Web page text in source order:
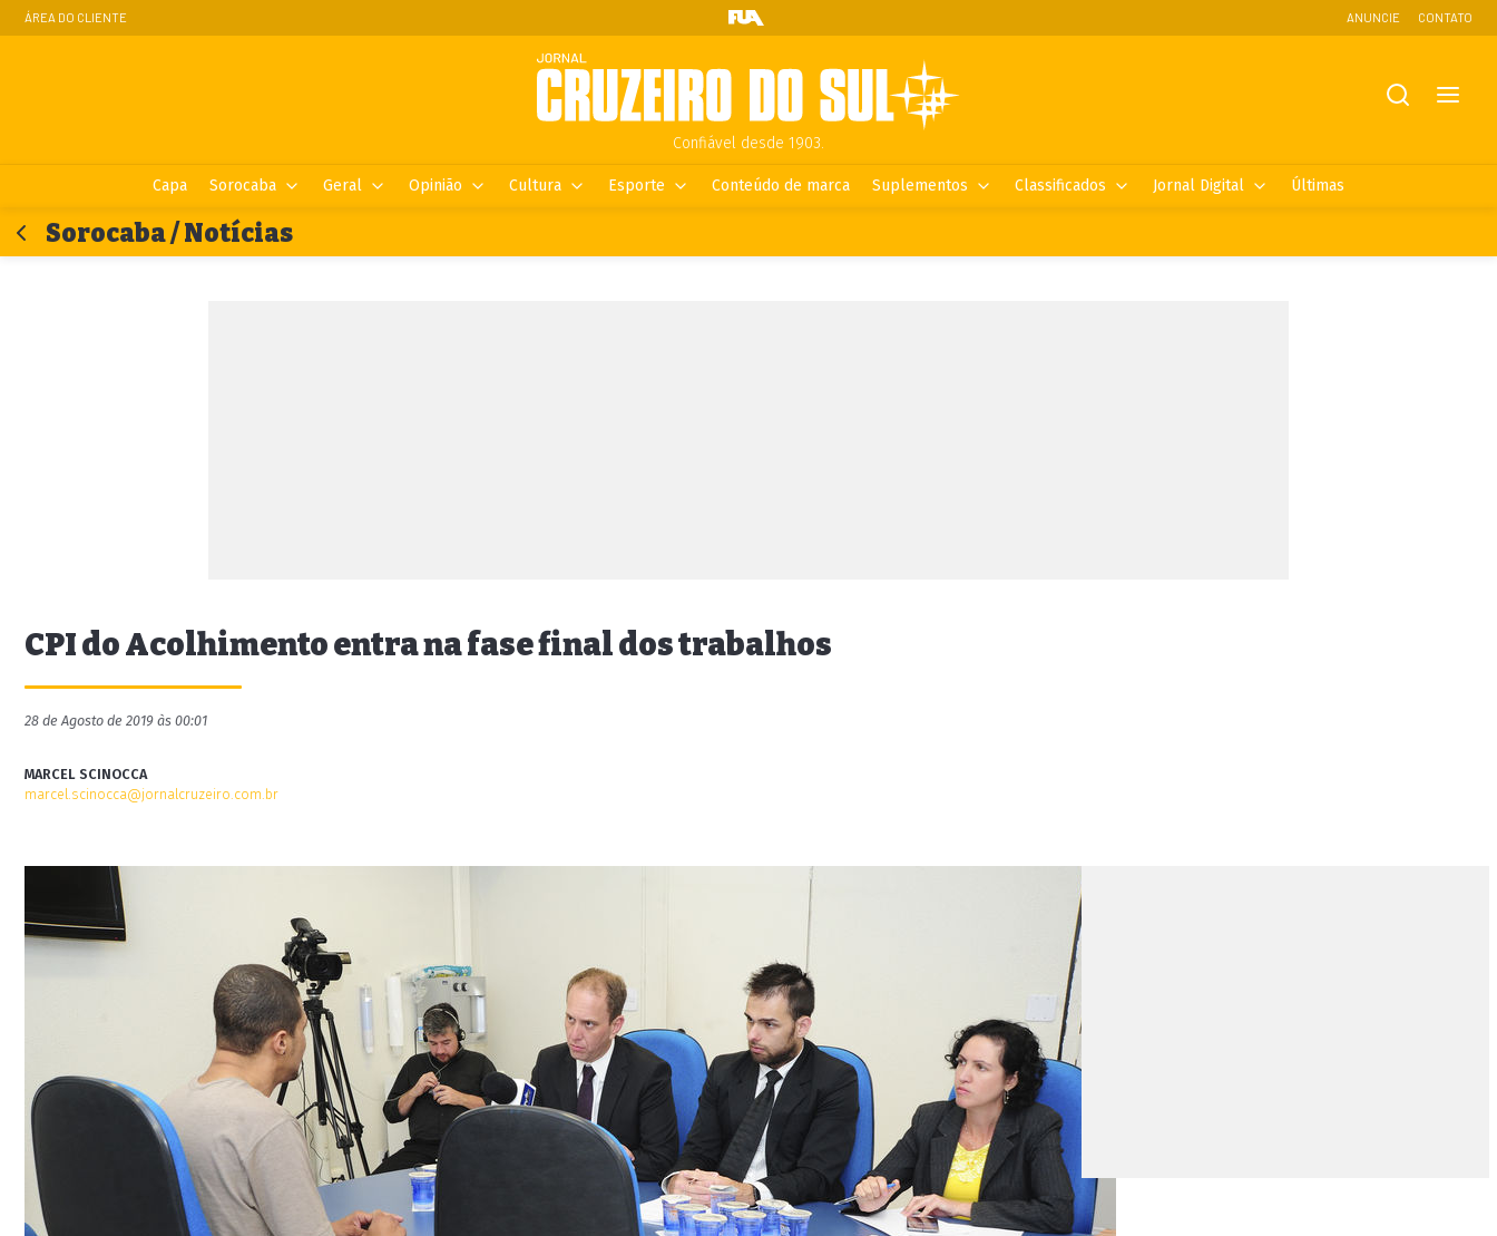
ÁREA DO CLIENTE ANUNCIE CONTATO
Confiável desde 1903.
Capa Sorocaba Geral Opinião Cultura Esporte Conteúdo de marca Suplementos Classificados Jornal Digital Últimas
Sorocaba / Notícias
CPI do Acolhimento entra na fase final dos trabalhos
28 de Agosto de 2019 às 00:01
MARCEL SCINOCCA
marcel.scinocca@jornalcruzeiro.com.br